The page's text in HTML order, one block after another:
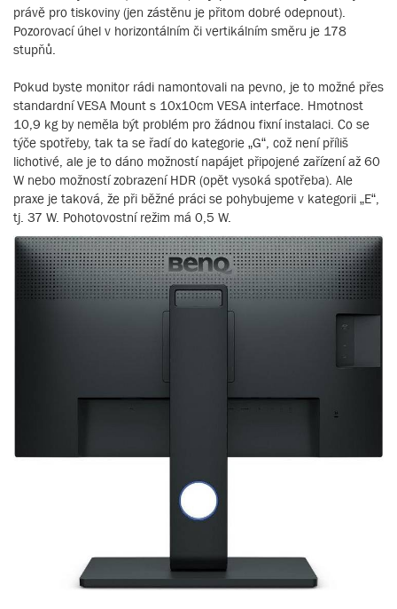
právě pro tiskoviny (jen zástěnu je přitom dobré odepnout).
Pozorovací úhel v horizontálním či vertikálním směru je 178
stupňů.
Pokud byste monitor rádi namontovali na pevno, je to možné přes
standardní VESA Mount s 10x10cm VESA interface. Hmotnost
10,9 kg by neměla být problém pro žádnou fixní instalaci. Co se
týče spotřeby, tak ta se řadí do kategorie „G“, což není příliš
lichotivé, ale je to dáno možností napájet připojené zařízení až 60
W nebo možností zobrazení HDR (opět vysoká spotřeba). Ale
praxe je taková, že při běžné práci se pohybujeme v kategorii „E“,
tj. 37 W. Pohotovostní režim má 0,5 W.